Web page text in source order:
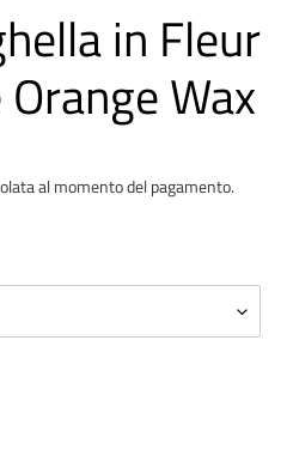
in Fleur
Wax
al momento del pagamento.